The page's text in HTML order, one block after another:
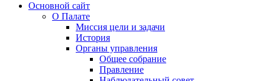
Основной сайт
О Палате
Миссия цели и задачи
История
Органы управления
Общее собрание
Правление